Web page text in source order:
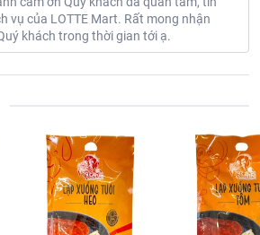
vụ của LOTTE Mart. Rất mong nhận
khách trong thời gian tới ạ.